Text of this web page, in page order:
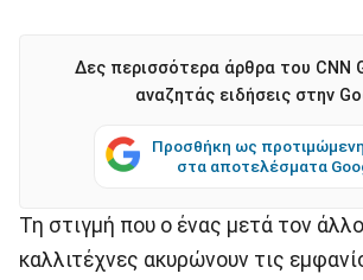
Δες περισσότερα άρθρα του CNN
αναζητάς ειδήσεις στην
Προσθήκη ως
στα αποτελέσματα
Τη στιγμή που ο ένας μετά τον
καλλιτέχνες ακυρώνουν τις